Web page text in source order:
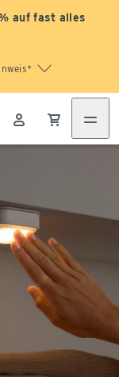
auf fast alles